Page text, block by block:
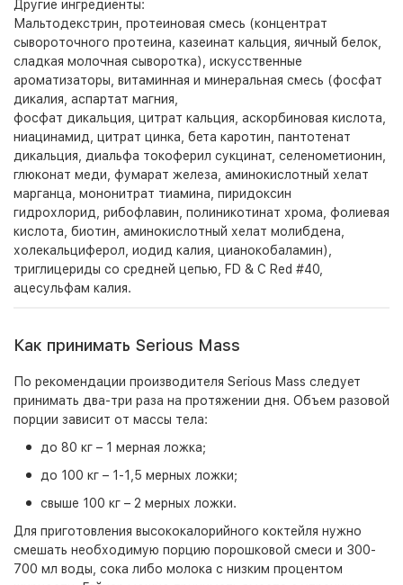
Другие ингредиенты:
Мальтодекстрин, протеиновая смесь (концентрат
сывороточного протеина, казеинат кальция, яичный белок,
сладкая молочная сыворотка), искусственные
ароматизаторы, витаминная и минеральная смесь (фосфат
дикалия, аспартат магния,
фосфат дикальция, цитрат кальция, аскорбиновая кислота,
ниацинамид, цитрат цинка, бета каротин, пантотенат
дикальция, диальфа токоферил сукцинат, селенометионин,
глюконат меди, фумарат железа, аминокислотный хелат
марганца, мононитрат тиамина, пиридоксин
гидрохлорид, рибофлавин, полиникотинат хрома, фолиевая
кислота, биотин, аминокислотный хелат молибдена,
холекальциферол, иодид калия, цианокобаламин),
триглицериды со средней цепью, FD & C Red #40,
ацесульфам калия.
Как принимать Serious Mass
По рекомендации производителя Serious Mass следует
принимать два-три раза на протяжении дня. Объем разовой
порции зависит от массы тела:
до 80 кг – 1 мерная ложка;
до 100 кг – 1-1,5 мерных ложки;
свыше 100 кг – 2 мерных ложки.
Для приготовления высококалорийного коктейля нужно
смешать необходимую порцию порошковой смеси и 300-
700 мл воды, сока либо молока с низким процентом